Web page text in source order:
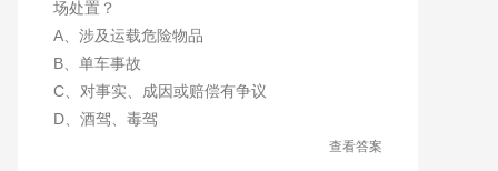
场处置？
A、涉及运载危险物品
B、单车事故
C、对事实、成因或赔偿有争议
D、酒驾、毒驾
查看答案